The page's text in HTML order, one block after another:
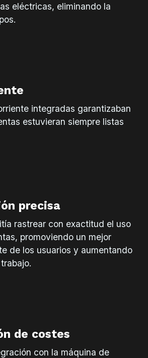
eléctricas, eliminando la
integradas garantizaban
estuvieran siempre listas
precisa
rastrear con exactitud el uso
promoviendo un mejor
de los usuarios y aumentando
de costes
con la máquina de